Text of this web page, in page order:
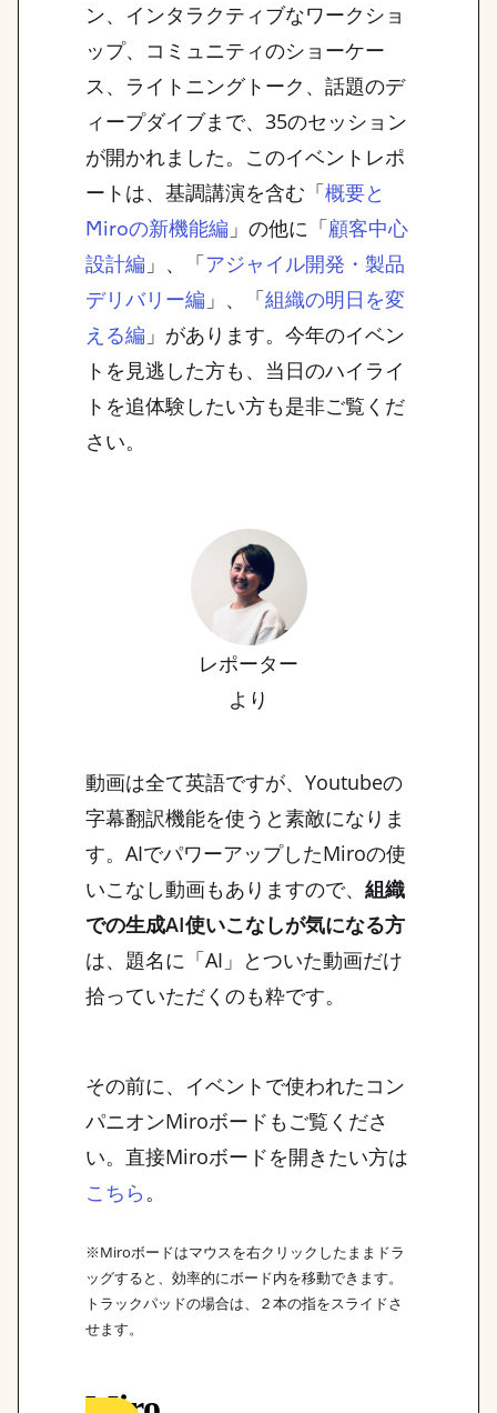
ン、インタラクティブなワークショ
ップ、コミュニティのショーケー
ス、ライトニングトーク、話題のデ
ィープダイブまで、35のセッション
が開かれました。このイベントレポ
ートは、基調講演を含む「概要と
Miroの新機能編 」の他に「顧客中心
設計編 」、「アジャイル開発・製品
デリバリー編 」、「組織の明日を変
える編 」があります。今年のイベン
トを見逃した方も、当日のハイライ
トを追体験したい方も是非ご覧くだ
さい。
レポーター
より
動画は全て英語ですが、Youtubeの
字幕翻訳機能を使うと素敵になりま
す。AIでパワーアップしたMiroの使
いこなし動画もありますので、 組織
での生成AI使いこなしが気になる方
は、題名に「AI」とついた動画だけ
拾っていただくのも粋です。
その前に、イベントで使われたコン
パニオンMiroボードもご覧くださ
い。直接Miroボードを開きたい方は
こちら。
※Miroボードはマウスを右クリックしたままドラ
ッグすると、効率的にボード内を移動できます。
トラックパッドの場合は、２本の指をスライドさ
せます。